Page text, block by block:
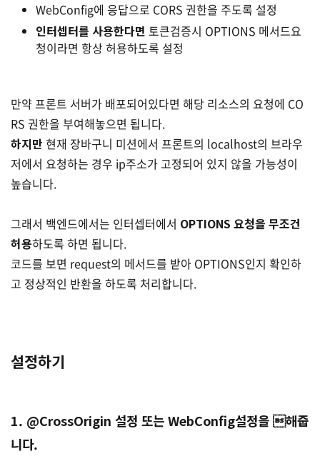
WebConfig에 응답으로 CORS 권한을 주도록 설정
인터셉터를 사용한다면 토큰검증시 OPTIONS 메서드요
청이라면 항상 허용하도록 설정
만약 프론트 서버가 배포되어있다면 해당 리소스의 요청에 CO
RS 권한을 부여해놓으면 됩니다.
하지만 현재 장바구니 미션에서 프론트의 localhost의 브라우
저에서 요청하는 경우 ip주소가 고정되어 있지 않을 가능성이
높습니다.
그래서 백엔드에서는 인터셉터에서 OPTIONS 요청을 무조건
허용하도록 하면 됩니다.
코드를 보면 request의 메서드를 받아 OPTIONS인지 확인하
고 정상적인 반환을 하도록 처리합니다.
설정하기
1. @CrossOrigin 설정 또는 WebConfig설정을 해줍
니다.